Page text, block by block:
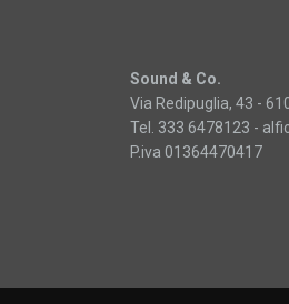
Sound & Co.
Via Redipuglia, 43 -
Tel. 333 6478123 -
P.iva 01364470417